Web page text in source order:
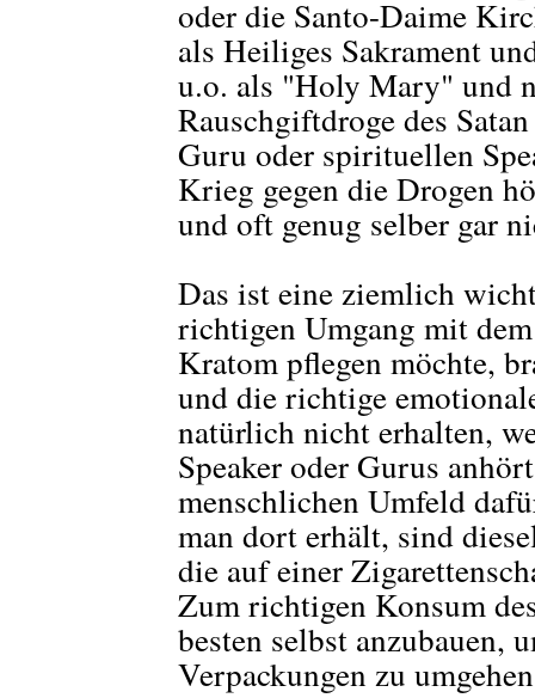
oder die Santo-Daime
als Heiliges Sakrament
u.o. als "Holy Mary" und
Rauschgiftdroge des
Guru oder spirituellen
Krieg gegen die Drogen
und oft genug selber gar
Das ist eine ziemlich
richtigen Umgang mit
Kratom pflegen möchte,
und die richtige
natürlich nicht erhalten,
Speaker oder Gurus
menschlichen Umfeld
man dort erhält, sind
die auf einer
Zum richtigen Konsum
besten selbst anzubauen,
Verpackungen zu